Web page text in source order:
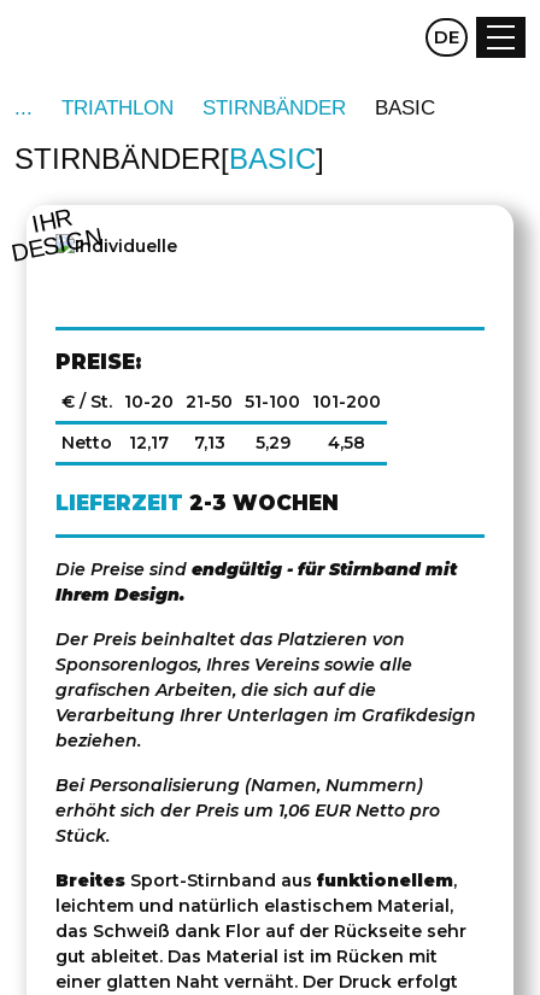
CZ EN
DE
TRIATHLON STIRNBÄNDER BASIC
STIRNBÄNDER BASIC
IHR
DESIGN
PREISE:
€ / St. 10-20 21-50 51-100
101-200
Netto
12,17 7,13 5,29 4,58
LIEFERZEIT 2-3 WOCHEN
Die Preise sind endgültig - für Stirnband mit
Ihrem Design.
Der Preis beinhaltet das Platzieren von
Sponsorenlogos, Ihres Vereins sowie alle
grafischen Arbeiten, die sich auf die
Verarbeitung Ihrer Unterlagen im Grafikdesign
beziehen.
Bei Personalisierung (Namen, Nummern)
erhöht sich der Preis um 1,06 EUR Netto pro
Stück.
Breites Sport-Stirnband aus funktionellem,
leichtem und natürlich elastischem Material,
das Schweiß dank Flor auf der Rückseite sehr
gut ableitet. Das Material ist im Rücken mit
einer glatten Naht vernäht. Der Druck erfolgt